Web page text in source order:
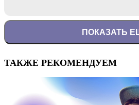
ПОКАЗАТЬ
ТАКЖЕ РЕКОМЕНДУЕМ